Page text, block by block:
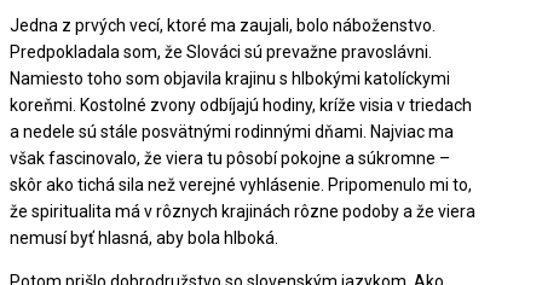
Jedna z prvých vecí, ktoré ma zaujali, bolo náboženstvo.
Predpokladala som, že Slováci sú prevažne pravoslávni.
Namiesto toho som objavila krajinu s hlbokými katolíckymi
koreňmi. Kostolné zvony odbíjajú hodiny, kríže visia v triedach
a nedele sú stále posvätnými rodinnými dňami. Najviac ma
však fascinovalo, že viera tu pôsobí pokojne a súkromne –
skôr ako tichá sila než verejné vyhlásenie. Pripomenulo mi to,
že spiritualita má v rôznych krajinách rôzne podoby a že viera
nemusí byť hlasná, aby bola hlboká.
Potom prišlo dobrodružstvo so slovenským jazykom. Ako